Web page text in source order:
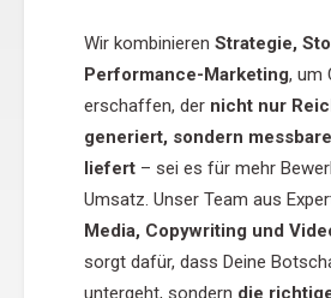
Wir kombinieren Strategie,
Performance-Marketing, um
erschaffen, der nicht nur
generiert, sondern
liefert – sei es für mehr
Umsatz. Unser Team aus
Media, Copywriting und
sorgt dafür, dass Deine
untergeht, sondern die